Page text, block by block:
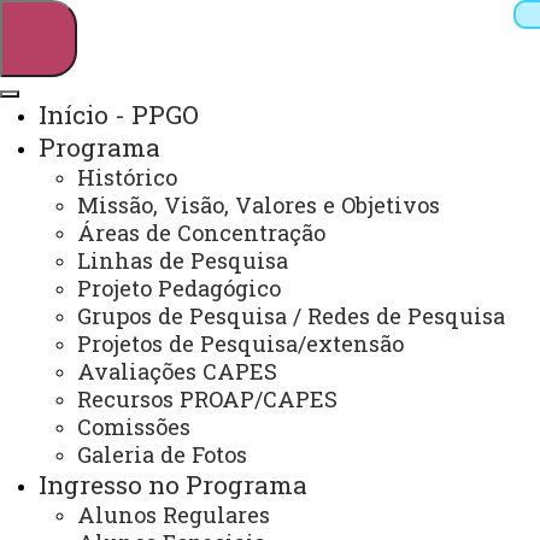
Webmail Sistemas
Arquivo Virtual
Campus
Início - PPGO
Programa
Histórico
Missão, Visão, Valores e Objetivos
Áreas de Concentração
Linhas de Pesquisa
Projeto Pedagógico
Grupos de Pesquisa / Redes de Pesquisa
Projetos de Pesquisa/extensão
Avaliações CAPES
Recursos PROAP/CAPES
Comissões
Galeria de Fotos
Ingresso no Programa
Alunos Regulares
Mestrado em Odontologia